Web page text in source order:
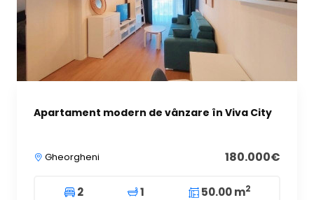
Apartament modern de vânzare în Viva City
Gheorgheni 180.000€
2 1 50.00 m2